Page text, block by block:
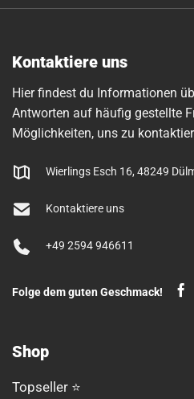
Kontaktiere uns
Hier findest du Informationen
Antworten auf häufig gestellte
Möglichkeiten, uns zu
Wierlings Esch 16, 48249
Kontaktiere uns
+49 2594 946611
Folge dem guten Geschmack!
Shop
Topseller ⭐